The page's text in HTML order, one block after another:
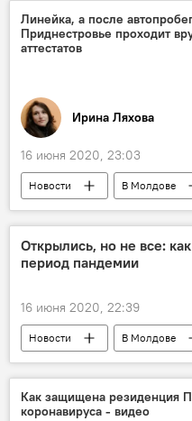
Линейка, а после
Приднестровье проходит
аттестатов
Ирина Ляхова
16 июня 2020, 23:03
Новости В Молдове
Приднестровье
медали
Открылись, но не все:
период пандемии
16 июня 2020, 22:39
Новости В Молдове
Экономика
Как защищена резиденция
коронавируса - видео